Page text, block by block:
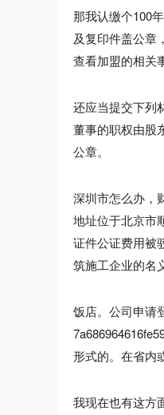
那我认缴个100
及复印件盖公章
查看加盟的相关
还应当提交下列
董事的职权由股
公章。
深圳市怎么办，
地址位于北京市
证件公证费用被
筑施工企业的名
饭店。公司申请
形式的。在省内
我现在也有这方